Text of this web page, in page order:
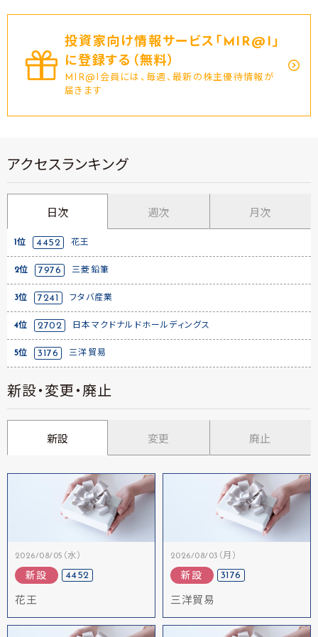
投資家向け情報サービス｢MIR@I｣
に登録する（無料）
MIR@I会員には、毎週、最新の株主優待情報が
届きます
アクセスランキング
日次 週次 月次
1位 4452 花王
2位 7976 三菱鉛筆
3位 7241 フタバ産業
4位 2702 日本マクドナルドホールディングス
5位 3176 三洋貿易
新設・変更・廃止
新設 変更 廃止
2026/08/05（水）
新設 4452
花王
2026/08/03（月）
新設 3176
三洋貿易